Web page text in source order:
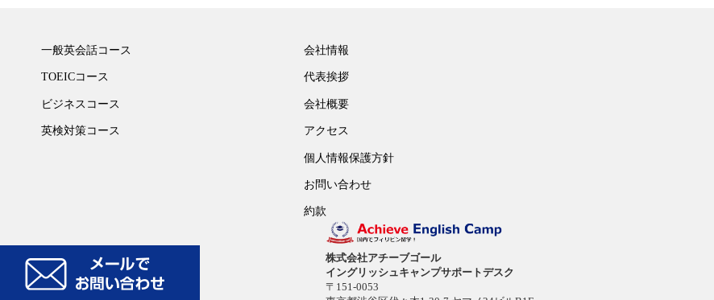
一般英会話コース
TOEICコース
ビジネスコース
英検対策コース
会社情報
代表挨拶
会社概要
アクセス
個人情報保護方針
お問い合わせ
約款
株式会社アチーブゴール
イングリッシュキャンプサポートデスク
〒151-0053